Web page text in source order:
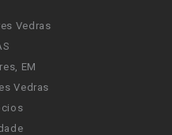
Vedras
EM
Vedras